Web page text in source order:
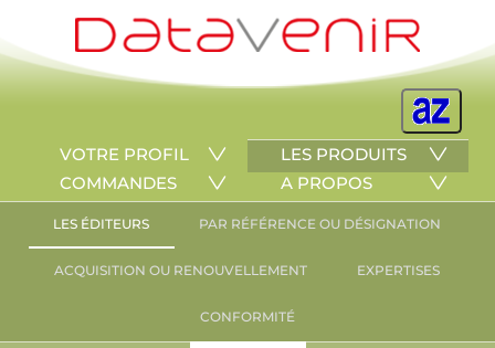
VOTRE PROFIL
LES PRODUITS
COMMANDES
A PROPOS
LES ÉDITEURS PAR RÉFÉRENCE OU DÉSIGNATION
ACQUISITION OU RENOUVELLEMENT EXPERTISES
CONFORMITÉ